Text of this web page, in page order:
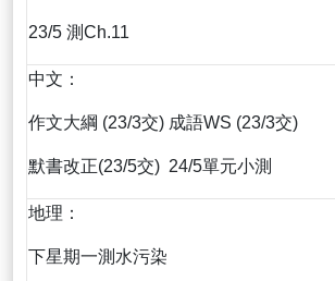
23/5 測Ch.11
中文：
作文大綱 (23/3交) 成語WS (23/3交)
默書改正(23/5交) 24/5單元小測
地理：
下星期一測水污染